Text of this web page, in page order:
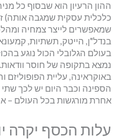
ההון הרעיון הוא שבסוף כל
כלכלית עסקית שמגבה אותה) זו
שמאפשרים לייצר צמחיה
בנדל"ן, הייטק, תשתיות,
בעולם הגלובלי הכול נוגע
נמצא בתקופה של חוסר
באוקראינה, עליית
הספינה וכבר היום יש לכך שתי
אחרת מורגשות בכל העולם –
עלות הכסף יקרה